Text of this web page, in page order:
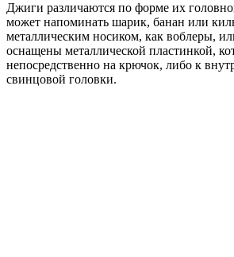
Джиги различаются по форме их
может напоминать шарик, банан или
металлическим носиком, как воблеры,
оснащены металлической пластинкой,
непосредственно на крючок, либо к
свинцовой головки.